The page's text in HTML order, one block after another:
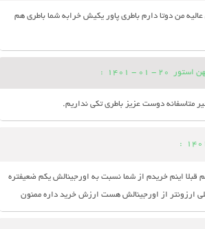
من دوتا دارم باطری پاور یکیش خرابه شما باطری هم
استور 20 - 01 - 1401
:
متاسفانه دوست عزیز باطری تکی نداریم.
:
اینم خریدم از شما نسبت به اورجینالش یکم ضعیفتره
ارزونتر از اورجینالش هست ارزش خرید داره ممنون